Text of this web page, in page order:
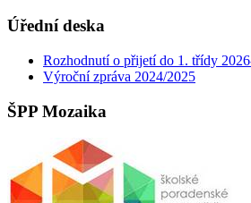
Úřední deska
Rozhodnutí o přijetí do 1. třídy
Výroční zpráva 2024/2025
ŠPP Mozaika